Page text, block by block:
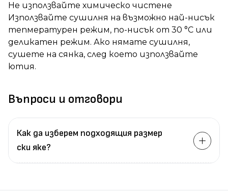
Не използвайте химическо чистене
Използвайте сушилня на възможно най-нисък
тепмературен режим, по-нисък от 30 °C или
деликатен режим. Ако нямате сушилня,
сушете на сянка, след което използвайте
ютия.
Въпроси и отговори
Как да изберем подходящия размер
ски яке?
Измеретеобиколкатана талията.